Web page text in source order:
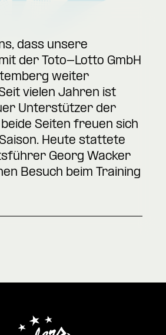
dass unsere
der Toto-Lotto GmbH
weiter
vielen Jahren ist
Unterstützer der
Seiten freuen sich
Heute stattete
Georg Wacker
Besuch beim Training